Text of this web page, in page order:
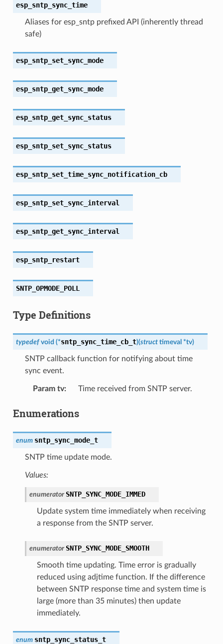
esp_sntp_sync_time
Aliases for esp_sntp prefixed API (inherently thread
safe)
esp_sntp_set_sync_mode
esp_sntp_get_sync_mode
esp_sntp_get_sync_status
esp_sntp_set_sync_status
esp_sntp_set_time_sync_notification_cb
esp_sntp_set_sync_interval
esp_sntp_get_sync_interval
esp_sntp_restart
SNTP_OPMODE_POLL
Type Definitions
typedef void (*sntp_sync_time_cb_t)(struct timeval *tv)
SNTP callback function for notifying about time
sync event.
Param tv: Time received from SNTP server.
Enumerations
enum sntp_sync_mode_t
SNTP time update mode.
Values:
enumerator SNTP_SYNC_MODE_IMMED
Update system time immediately when receiving
a response from the SNTP server.
enumerator SNTP_SYNC_MODE_SMOOTH
Smooth time updating. Time error is gradually
reduced using adjtime function. If the difference
between SNTP response time and system time is
large (more than 35 minutes) then update
immediately.
enum sntp_sync_status_t